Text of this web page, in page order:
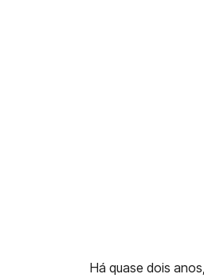
Há quase dois